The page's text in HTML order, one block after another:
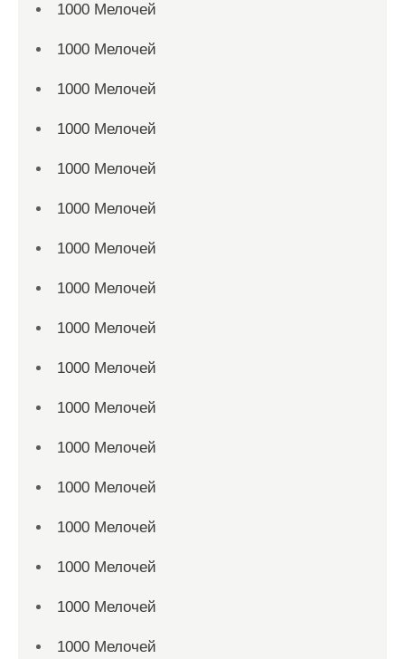
1000 Мелочей
1000 Мелочей
1000 Мелочей
1000 Мелочей
1000 Мелочей
1000 Мелочей
1000 Мелочей
1000 Мелочей
1000 Мелочей
1000 Мелочей
1000 Мелочей
1000 Мелочей
1000 Мелочей
1000 Мелочей
1000 Мелочей
1000 Мелочей
1000 Мелочей